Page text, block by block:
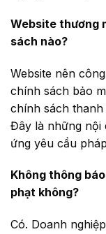
Website thương
sách nào?
Website nên
chính sách bảo
chính sách
Đây là những nội
ứng yêu cầu
Không thông
phạt không?
Có. Doanh